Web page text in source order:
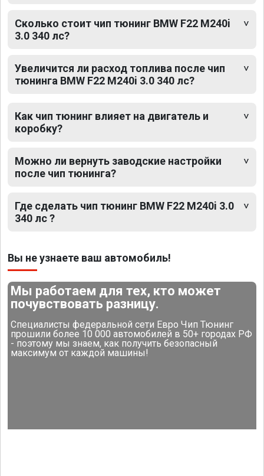
Сколько стоит чип тюнинг BMW F22 M240i
3.0 340 лс?
Увеличится ли расход топлива после чип
тюнинга BMW F22 M240i 3.0 340 лс?
Как чип тюнинг влияет на двигатель и
коробку?
Можно ли вернуть заводские настройки
после чип тюнинга?
Где сделать чип тюнинг BMW F22 M240i 3.0
340 лс ?
Вы не узнаете ваш автомобиль!
Мы работаем для тех, кто может
почувствовать разницу.
Специалисты федеральной сети Евро Чип Тюнинг
прошили более 10 000 автомобилей в 50+ городах РФ
- поэтому мы знаем, как получить безопасный
максимум от каждой машины!